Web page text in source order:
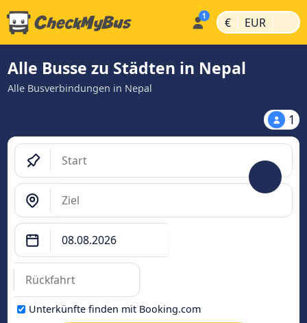
€ | EUR |
Alle Busse zu Städten in Nepal
Alle Busverbindungen in Nepal
1
Unterkünfte finden mit Booking.com